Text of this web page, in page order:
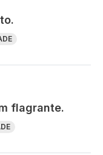
flagrante.